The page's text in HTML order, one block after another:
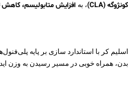
کونژوگه (CLA)
، به افزایش متابولیسم،
اسلیم کر با استاندارد سازی بر پایه پلی‌فنول‌ها و محتوای مشخصی از
بدن، همراه خوبی در مسیر رسیدن به وزن